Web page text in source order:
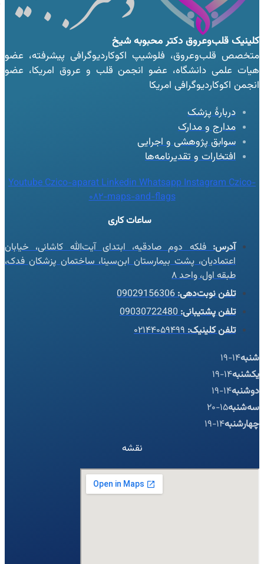
کلینیک قلب‌وعروقدکتر محبوبه شیخ
متخصص قلب‌وعروق، فلوشیپ اکوکاردیوگرافی پیشرفته، عضو
هیات علمی دانشگاه، عضو انجمن قلب و عروق امریکا، عضو
انجمن اکوکاردیوگرافی امریکا
دربارهٔ پزشک
مدارج و مدارک
سوابق پژوهشی و اجرایی
افتخارات و تقدیرنامه‌ها
YoutubeCzico-aparatLinkedinWhatsappInstagramCzico-
082-maps-and-flags
ساعات کاری
آدرس:فلکه دوم صادقیه، ابتدای آیت‌الله کاشانی، خیابان
اعتمادیان، پشت بیمارستان ابن‌سینا، ساختمان پزشکان فدک،
طبقه اول، واحد ۸
تلفن نوبت‌دهی:09029156306
تلفن پشتیبانی:09030722480
تلفن کلینیک:۰۲۱۴۴۰۵۹۴۹۹
شنبه14-19
یکشنبه14-19
دوشنبه14-19
سه‌شنبه15-20
چهارشنبه14-19
نقشه